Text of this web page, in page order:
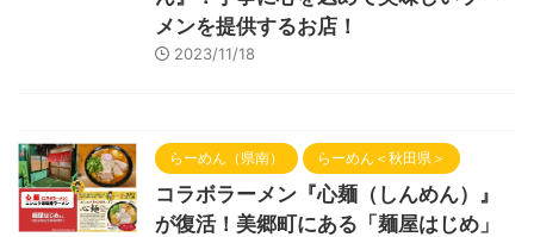
メンを提供するお店！
2023/11/18
らーめん（県南） らーめん＜秋田県＞
コラボラーメン『心麺（しんめん）』
が復活！美郷町にある「麺屋はじめ」